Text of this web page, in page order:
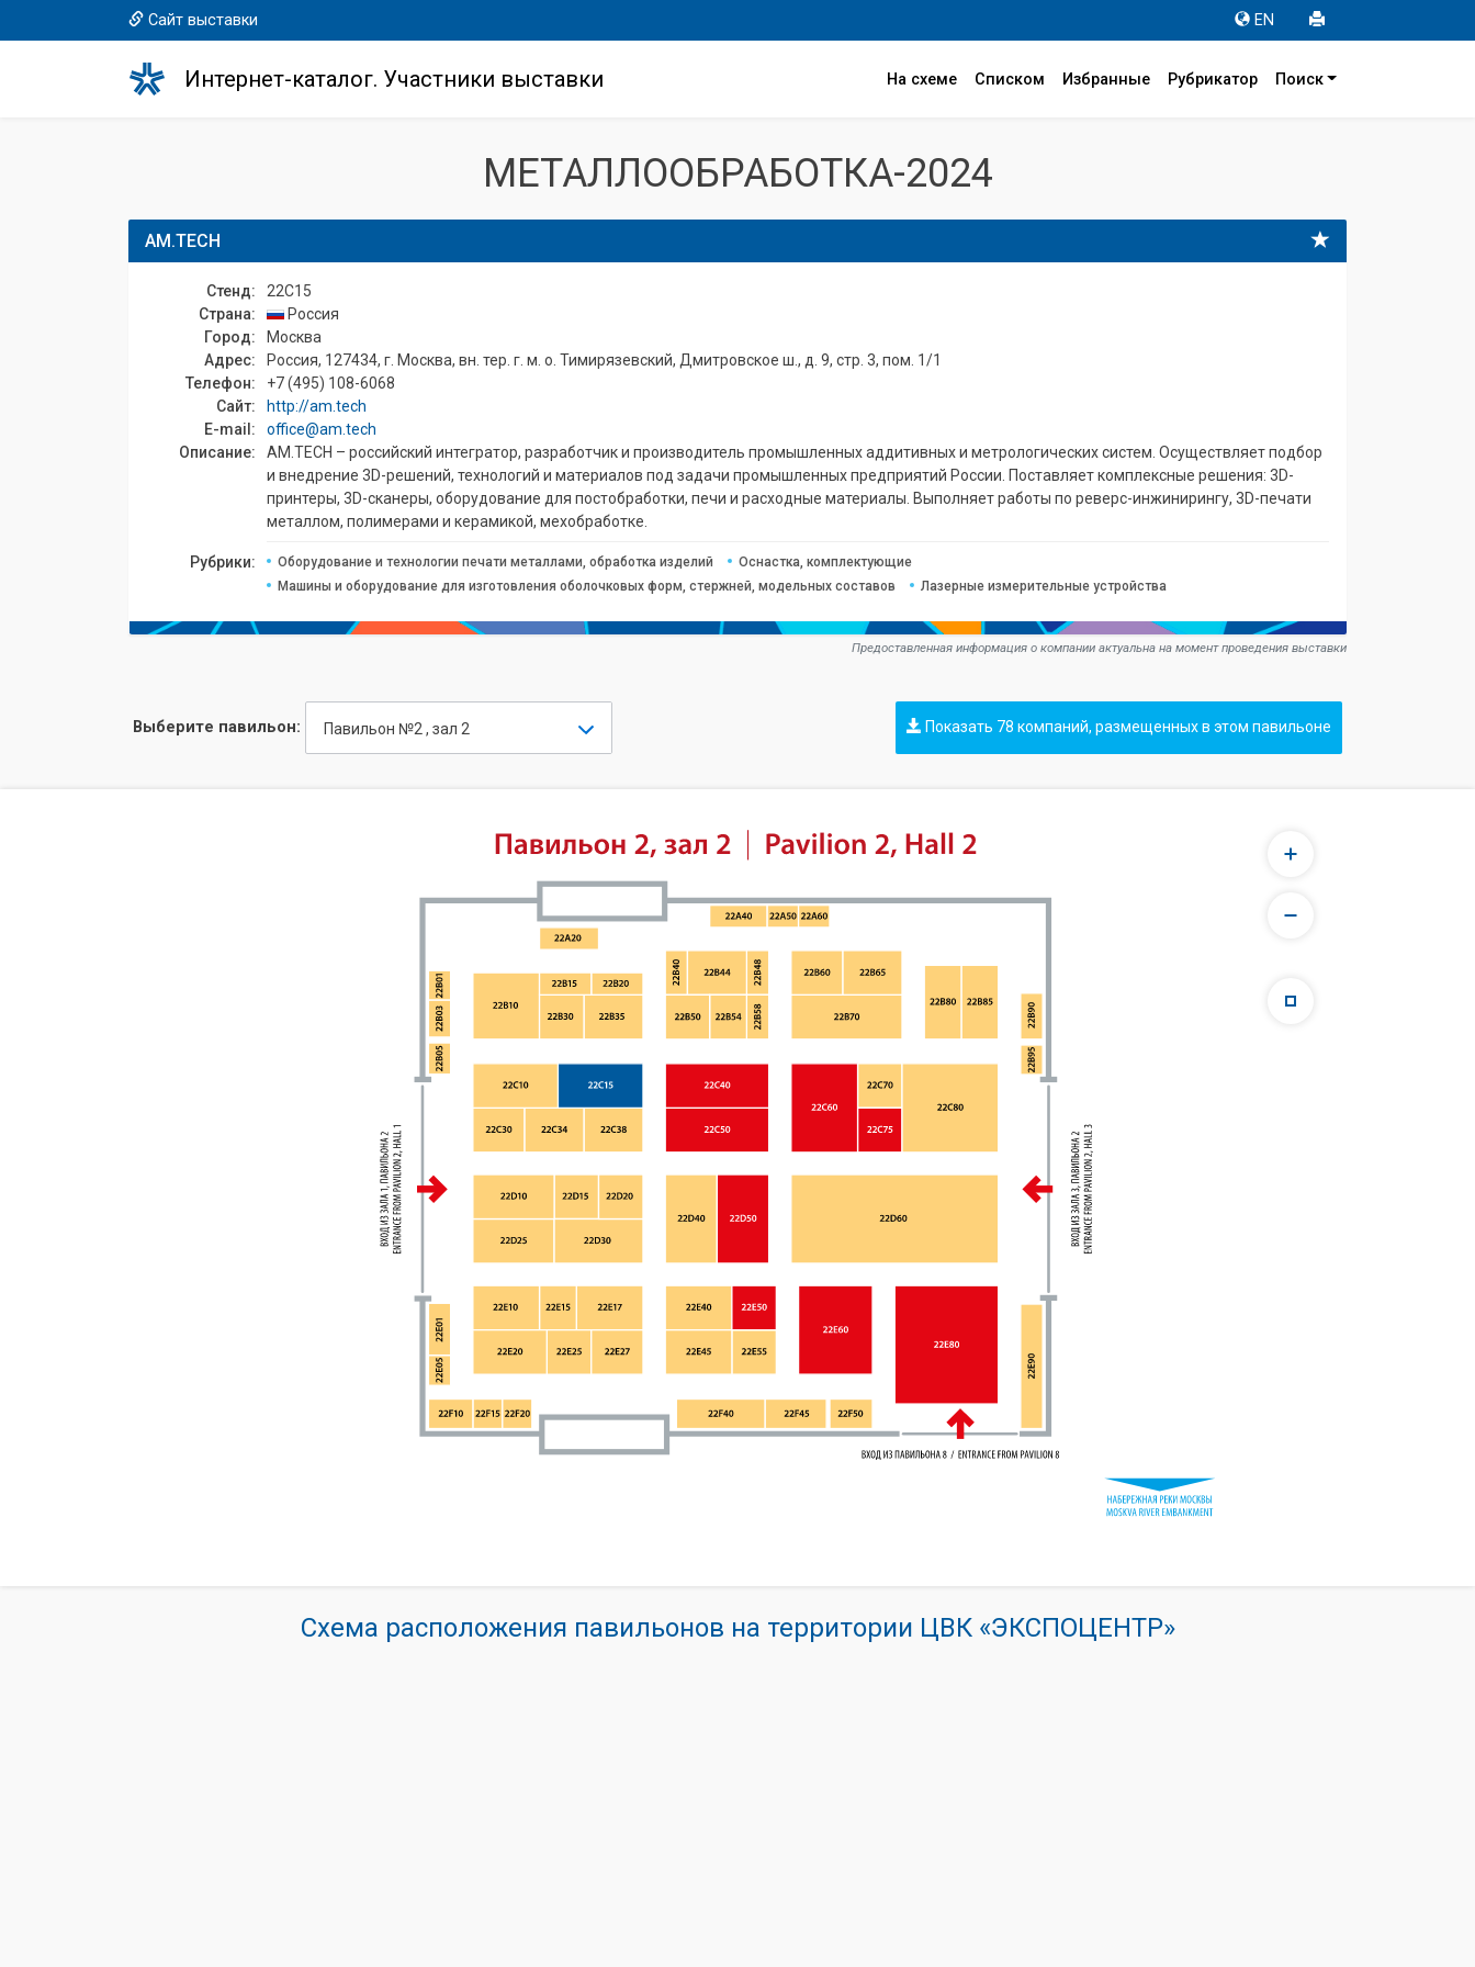
Сайт выставки EN
Интернет-каталог. Участники выставки На схеме Списком Избранные Рубрикатор Поиск
МЕТАЛЛООБРАБОТКА-2024
AM.TECH
Стенд:
22C15
Страна:
Россия
Город:
Москва
Адрес:
Россия, 127434, г. Москва, вн. тер. г. м. о. Тимирязевский, Дмитровское ш., д. 9, стр. 3, пом. 1/1
Телефон:
+7 (495) 108-6068
Сайт:
http://am.tech
E-mail:
office@am.tech
Описание:
AM.TECH – российский интегратор, разработчик и производитель промышленных аддитивных и метрологических систем. Осуществляет подбор
и внедрение 3D-решений, технологий и материалов под задачи промышленных предприятий России. Поставляет комплексные решения: 3D-
принтеры, 3D-сканеры, оборудование для постобработки, печи и расходные материалы. Выполняет работы по реверс-инжинирингу, 3D-печати
металлом, полимерами и керамикой, мехобработке.
Рубрики: Оборудование и технологии печати металлами, обработка изделий
Оснастка, комплектующие
Машины и оборудование для изготовления оболочковых форм, стержней, модельных составов
Лазерные измерительные устройства
Предоставленная информация о компании актуальна на момент проведения выставки
Выберите павильон: Павильон №2 , зал 2 Показать 78 компаний, размещенных в этом павильоне
Схема расположения павильонов на территории ЦВК «ЭКСПОЦЕНТР»